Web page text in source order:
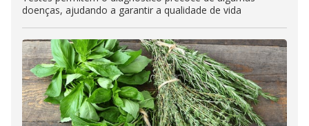
doenças, ajudando a garantir a qualidade de vida